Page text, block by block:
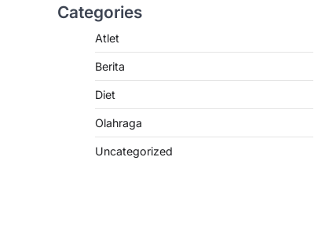
Categories
Atlet
Berita
Diet
Olahraga
Uncategorized